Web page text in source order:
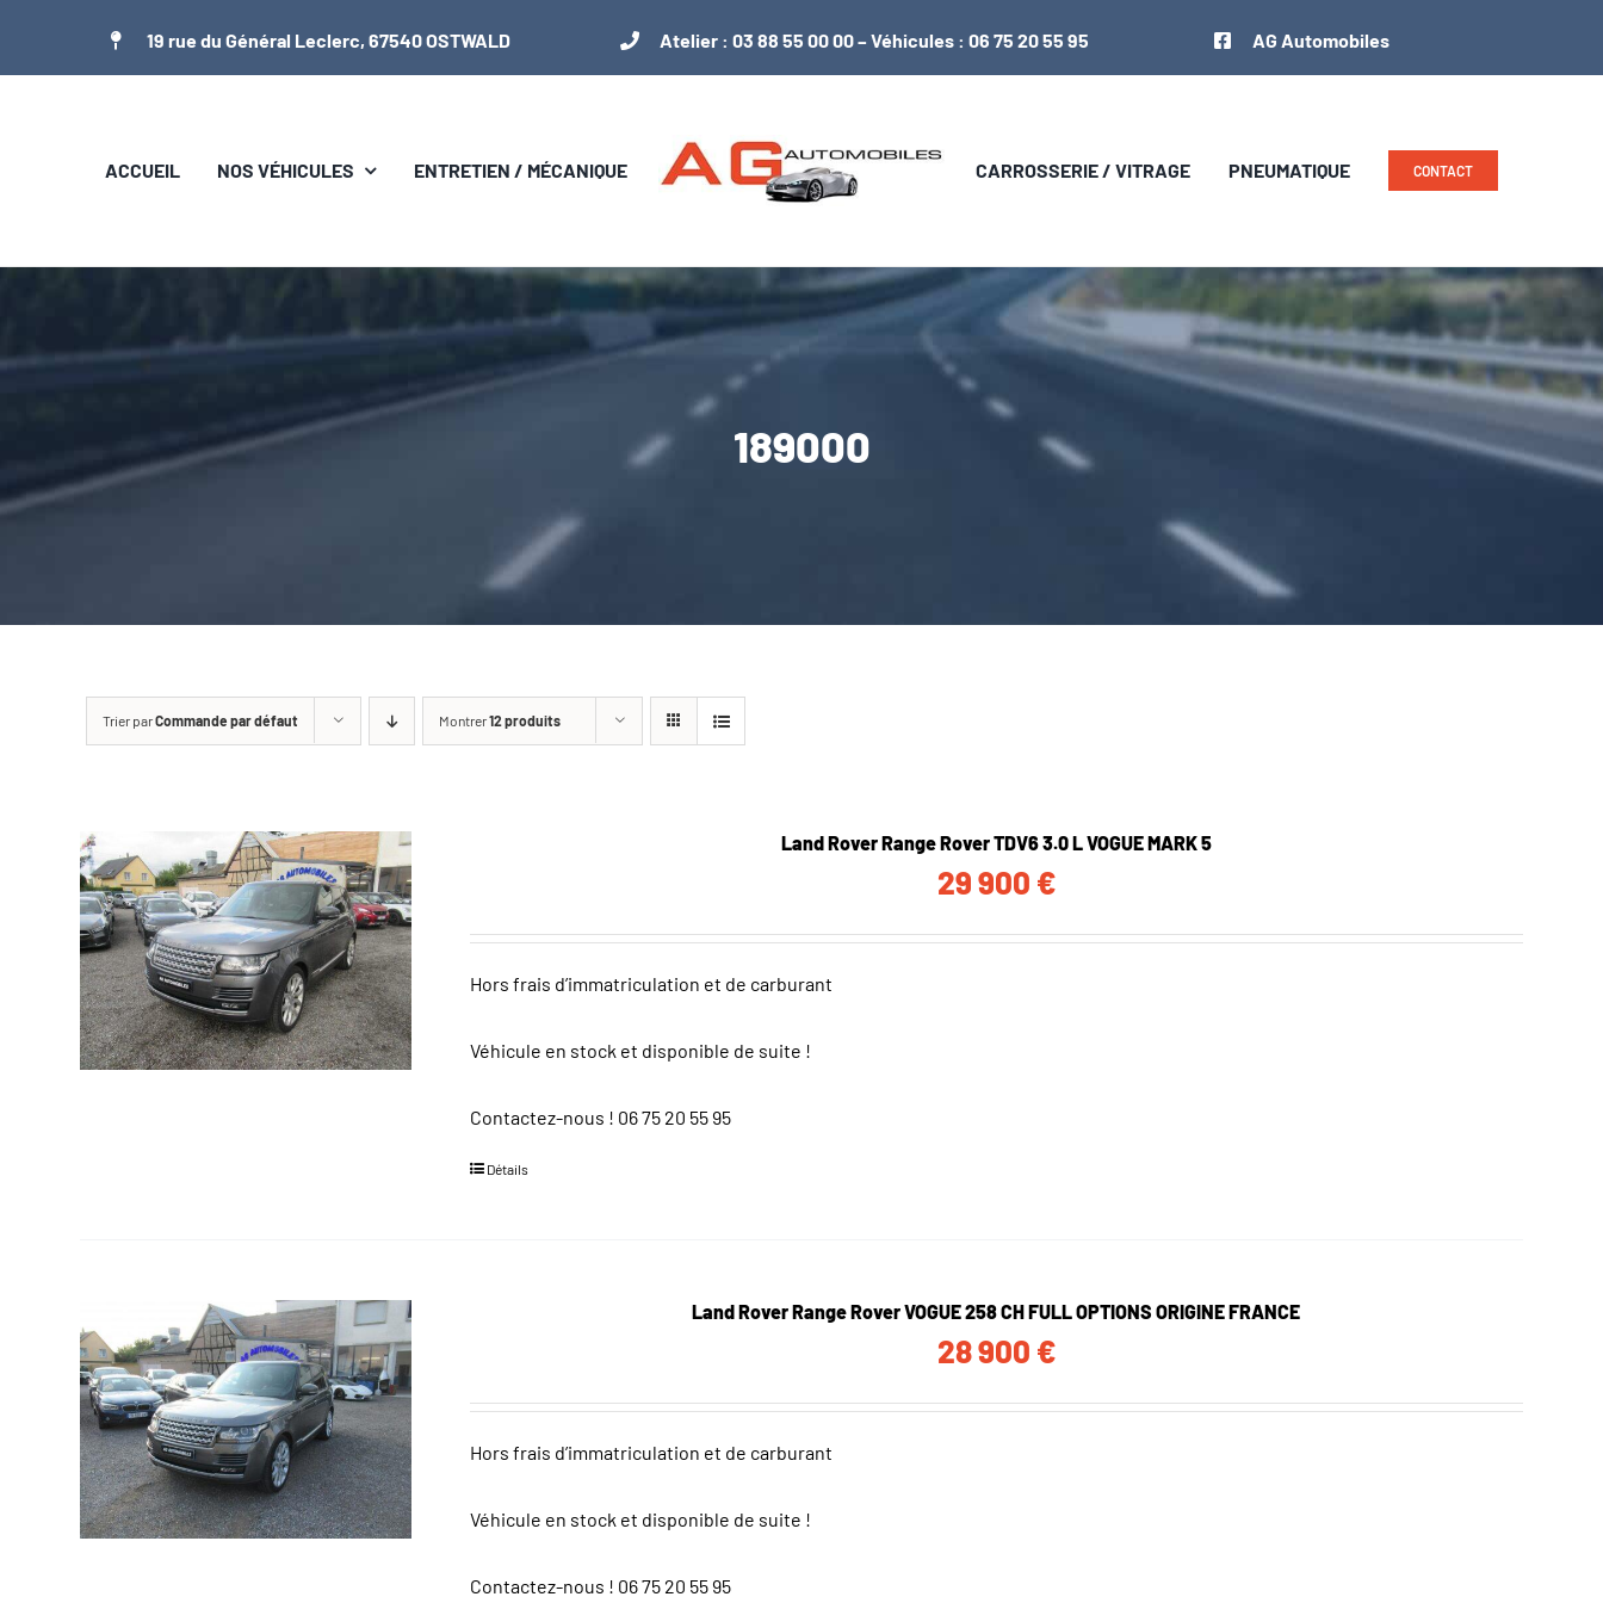
contenu
19 rue du Général Leclerc, 67540 OSTWALD Atelier : 03 88 55 00 00– Véhicules : 06 75 20 55 95 AG Automobiles
ACCUEIL NOS VÉHICULES ENTRETIEN / MÉCANIQUE CARROSSERIE / VITRAGE PNEUMATIQUE CONTACT
189000
Trier parCommande par défaut Montrer12 produits
Land Rover Range Rover TDV6 3.0 L VOGUE MARK 5
29 900 €
Hors frais d’immatriculation et de carburant
Véhicule en stock et disponible de suite !
Contactez-nous ! 06 75 20 55 95
Détails
Land Rover Range Rover VOGUE 258 CH FULL OPTIONS ORIGINE FRANCE
28 900 €
Hors frais d’immatriculation et de carburant
Véhicule en stock et disponible de suite !
Contactez-nous ! 06 75 20 55 95